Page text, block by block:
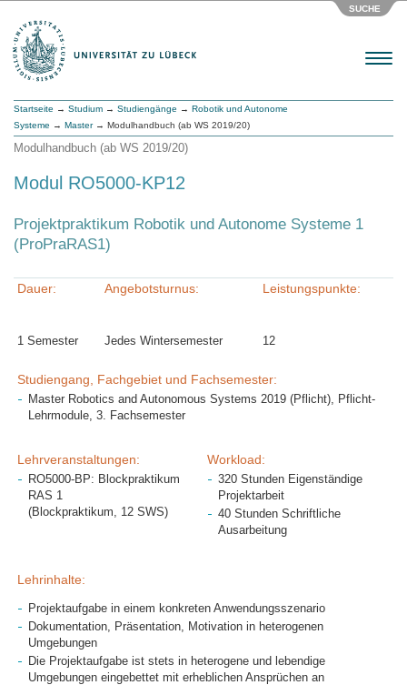
SUCHE
Menu
Startseite → Studium → Studiengänge → Robotik und Autonome
Systeme → Master→ Modulhandbuch (ab WS 2019/20)
Modulhandbuch (ab WS 2019/20)
Modul RO5000-KP12
Projektpraktikum Robotik und Autonome Systeme 1
(ProPraRAS1)
Dauer:
1 Semester
Angebotsturnus:
Jedes Wintersemester
Leistungspunkte:
12
Studiengang, Fachgebiet und Fachsemester:
Master Robotics and Autonomous Systems 2019 (Pflicht), Pflicht-
Lehrmodule, 3. Fachsemester
Lehrveranstaltungen:
RO5000-BP: Blockpraktikum
RAS 1
(Blockpraktikum, 12 SWS)
Workload:
320 Stunden Eigenständige
Projektarbeit
40 Stunden Schriftliche
Ausarbeitung
Lehrinhalte:
Projektaufgabe in einem konkreten Anwendungsszenario
Dokumentation, Präsentation, Motivation in heterogenen
Umgebungen
Die Projektaufgabe ist stets in heterogene und lebendige
Umgebungen eingebettet mit erheblichen Ansprüchen an